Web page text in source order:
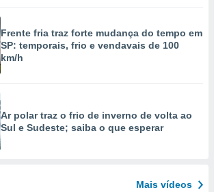
Frente fria traz forte mudança do tempo em
SP: temporais, frio e vendavais de 100
km/h
Ar polar traz o frio de inverno de volta ao
Sul e Sudeste; saiba o que esperar
Mais vídeos